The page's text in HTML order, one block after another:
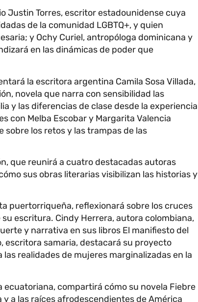
Justin Torres, escritor estadounidense cuya
de la comunidad LGBTQ+, y quien
y Ochy Curiel, antropóloga dominicana y
en las dinámicas de poder que
la escritora argentina Camila Sosa Villada,
novela que narra con sensibilidad las
y las diferencias de clase desde la experiencia
con Melba Escobar y Margarita Valencia
los retos y las trampas de las
que reunirá a cuatro destacadas autoras
sus obras literarias visibilizan las historias y
puertorriqueña, reflexionará sobre los cruces
escritura. Cindy Herrera, autora colombiana,
y narrativa en sus libros El manifiesto del
escritora samaria, destacará su proyecto
realidades de mujeres marginalizadas en la
ecuatoriana, compartirá cómo su novela Fiebre
a las raíces afrodescendientes de América